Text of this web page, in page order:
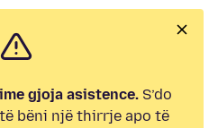
gjoja asistence.S’do
bëni një thirrje apo të